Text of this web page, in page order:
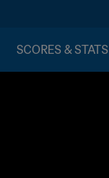
SCORES & STATS